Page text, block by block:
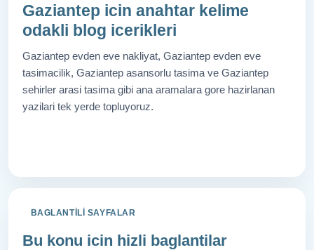
Gaziantep icin anahtar kelime
odakli blog icerikleri
Gaziantep evden eve nakliyat, Gaziantep evden eve
tasimacilik, Gaziantep asansorlu tasima ve Gaziantep
sehirler arasi tasima gibi ana aramalara gore hazirlanan
yazilari tek yerde topluyoruz.
BAGLANTILI SAYFALAR
Bu konu icin hizli baglantilar